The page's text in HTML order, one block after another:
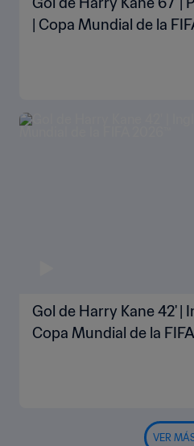
| Copa Mundial de la
Gol de Harry Kane 42' |
Copa Mundial de la
VER